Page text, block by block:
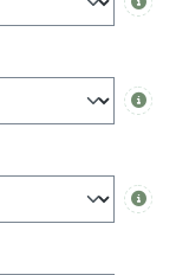
Info
Info
Info